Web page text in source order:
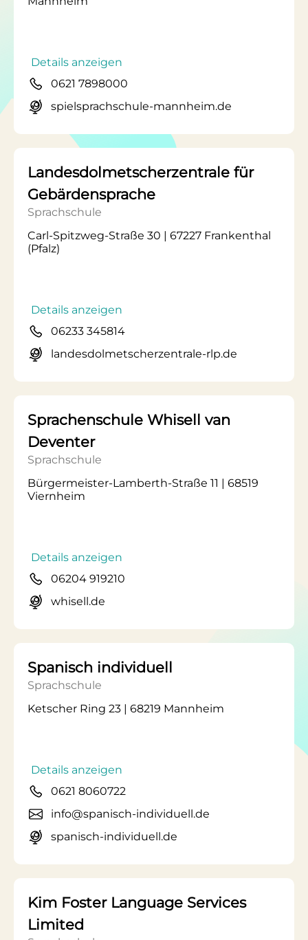
Details anzeigen
0621 7898000
spielsprachschule-mannheim.de
Landesdolmetscherzentrale für
Gebärdensprache
Sprachschule
Carl-Spitzweg-Straße 30 | 67227 Frankenthal
(Pfalz)
Details anzeigen
06233 345814
landesdolmetscherzentrale-rlp.de
Sprachenschule Whisell van
Deventer
Sprachschule
Bürgermeister-Lamberth-Straße 11 | 68519
Viernheim
Details anzeigen
06204 919210
whisell.de
Spanisch individuell
Sprachschule
Ketscher Ring 23 | 68219 Mannheim
Details anzeigen
0621 8060722
info@spanisch-individuell.de
spanisch-individuell.de
Kim Foster Language Services
Limited